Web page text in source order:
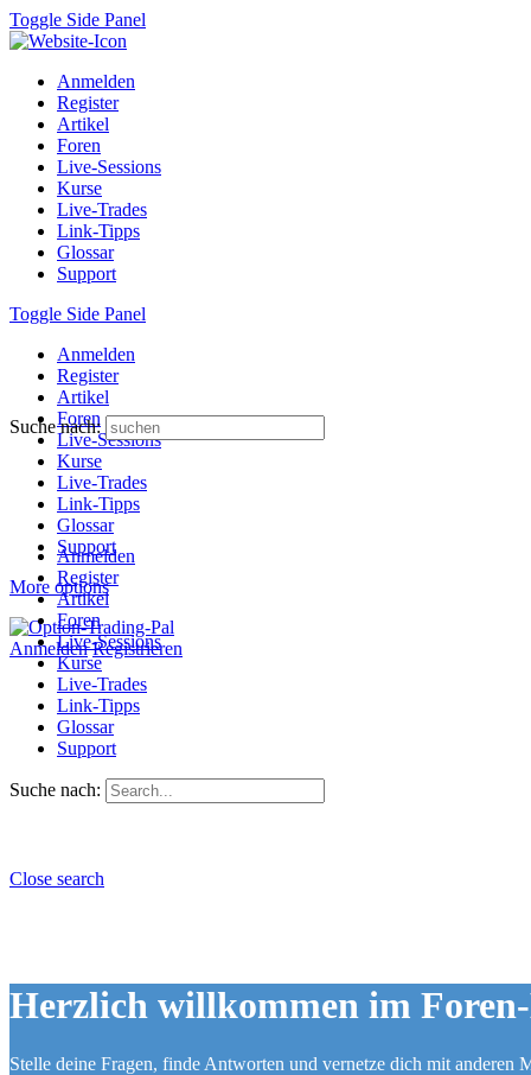
Toggle Side Panel
Anmelden
Register
Artikel
Foren
Live-Sessions
Kurse
Live-Trades
Link-Tipps
Glossar
Support
Toggle Side Panel
Anmelden
Register
Artikel
Foren
Live-Sessions
Kurse
Live-Trades
Link-Tipps
Glossar
Support
More options
Anmelden Registrieren
Suche nach:
Anmelden
Register
Artikel
Foren
Live-Sessions
Kurse
Live-Trades
Link-Tipps
Glossar
Support
Suche nach:
Close search
Herzlich willkommen im
Stelle deine Fragen, finde Antworten und vernetze dich mit anderen